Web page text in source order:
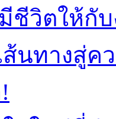
ชีวิตให้กับ
ส้นทางสู่